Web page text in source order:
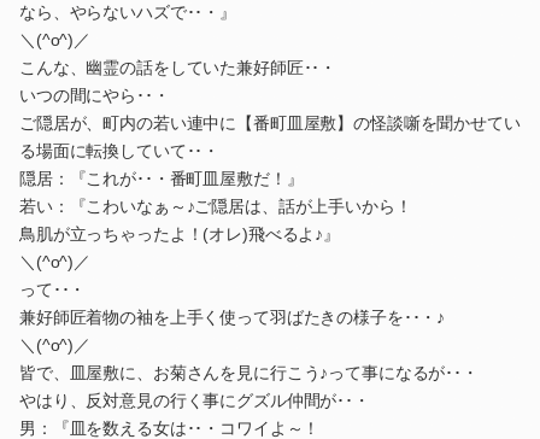
なら、やらないハズで･･・』
＼(^o^)／
こんな、幽霊の話をしていた兼好師匠･･・
いつの間にやら･･・
ご隠居が、町内の若い連中に【番町皿屋敷】の怪談噺を聞かせてい
る場面に転換していて･･・
隠居：『これが･･・番町皿屋敷だ！』
若い：『こわいなぁ～♪ご隠居は、話が上手いから！
鳥肌が立っちゃったよ！(オレ)飛べるよ♪』
＼(^o^)／
って･･・
兼好師匠着物の袖を上手く使って羽ばたきの様子を･･・♪
＼(^o^)／
皆で、皿屋敷に、お菊さんを見に行こう♪って事になるが･･・
やはり、反対意見の行く事にグズル仲間が･･・
男：『皿を数える女は･･・コワイよ～！